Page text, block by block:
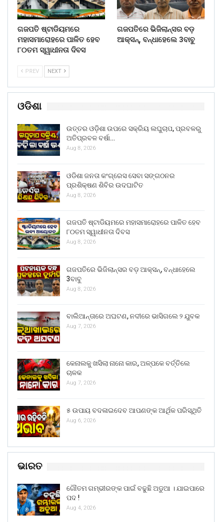
ଗଜପତି ଷ୍ଟାଡିୟମରେ
ମହାସମାରୋହରେ ପାଳିତ ହେବ
୮୦ତମ ସ୍ୱାଧୀନତା ଦିବସ
ଗଜପତିରେ ଭିଜିଲାନ୍ସର ବଡ଼
ଆକ୍ସନ୍, ବନ୍ଧାହେଲେ 3ବାବୁ
PREV NEXT
ଓଡିଶା
ଉତ୍ତର ଓଡ଼ିଶା ଉପରେ ସକ୍ରିୟ ଲଘୁଚାପ, ପ୍ରବଳରୁ
ଅତିପ୍ରବଳ ବର୍ଷା…
Aug 8, 2026
ଓଡିଶା ଜନତା କଂଗ୍ରେସ ସେବା ସଙ୍ଗଠନର
ପ୍ରଶିକ୍ଷଣ ଶିବିର ଉଦଘାଟିତ
Aug 8, 2026
ଗଜପତି ଷ୍ଟାଡିୟମରେ ମହାସମାରୋହରେ ପାଳିତ ହେବ
୮୦ତମ ସ୍ୱାଧୀନତା ଦିବସ
Aug 8, 2026
ଗଜପତିରେ ଭିଜିଲାନ୍ସର ବଡ଼ ଆକ୍ସନ୍, ବନ୍ଧାହେଲେ
3ବାବୁ
Aug 8, 2026
ବାଲିଆନ୍ତାରେ ଅଘଟଣ, ନଦୀରେ ଭାସିଗଲେ ୨ ଯୁବକ
Aug 7, 2026
କେନାଲକୁ ଖସିଲା ନାନୋ କାର, ଅଳ୍ପକେ ବର୍ତ୍ତିଲେ
ଚାଳକ
Aug 7, 2026
୫ ଉପାୟ ବଦଳାଇଦେବ ଆପଣଙ୍କ ଆର୍ଥିକ ପରିସ୍ଥିତି
Aug 6, 2026
ଭାରତ
ଗୌତମ ଗମ୍ଭୀରଙ୍କ ପାଇଁ ବଢୁଛି ଅଡୁଆ । ଯାଇପାରେ
ପଦ !
Aug 4, 2026